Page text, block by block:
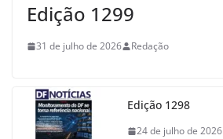
Edição 1299
31 de julho de 2026 Redação
Edição 1298
24 de julho de 2026